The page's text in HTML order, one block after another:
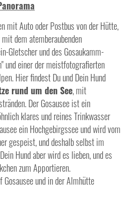
mit Auto oder Postbus von der Hütte,
dem atemberaubenden
Gletscher und des Gosaukamm-
und einer der meistfotografierten
Hier findest Du und Dein Hund
rund um den See, mit
Der Gosausee ist ein
klares und reines Trinkwasser
ein Hochgebirgssee und wird vom
gespeist, und deshalb selbst im
Hund aber wird es lieben, und es
zum Apportieren.
und in der Almhütte